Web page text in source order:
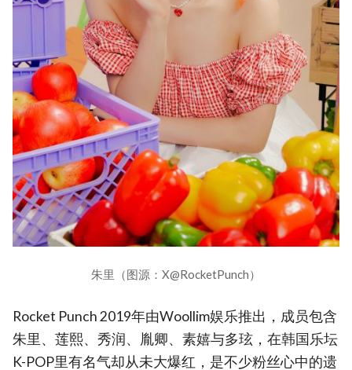
朱里（图源：X@RocketPunch）
Rocket Punch 2019年由Woollim娱乐推出，成员包含
朱里、莲熙、秀润、胤卿、素嬉与多玹，在韩国乐坛
K-POP里有名气却从未大爆红，是不少粉丝心中的遗